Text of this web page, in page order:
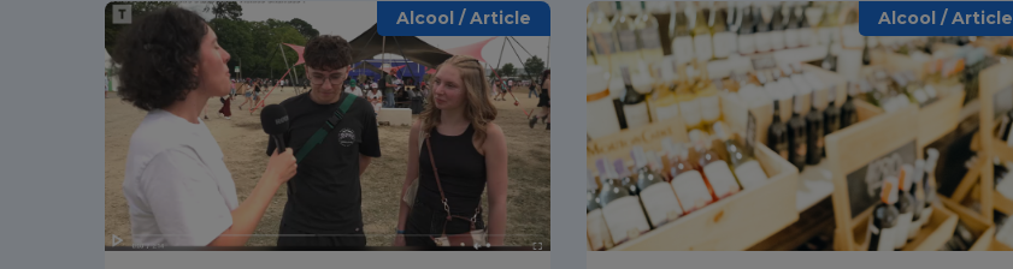
Alcool / Article Alcool / Article